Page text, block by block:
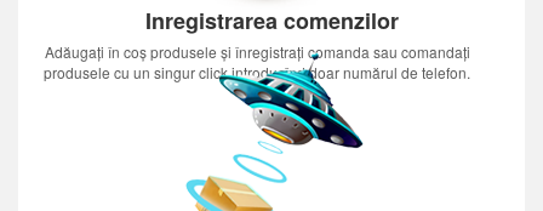
Inregistrarea comenzilor
Adăugați în coș produsele și înregistrați comanda sau comandați
produsele cu un singur click introducînd doar numărul de telefon.